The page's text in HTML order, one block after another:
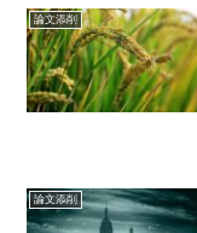
論文添削
論文添削